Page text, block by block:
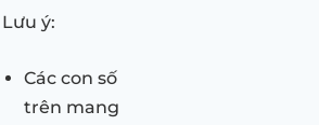
Lưu ý:
Các con số
trên mang